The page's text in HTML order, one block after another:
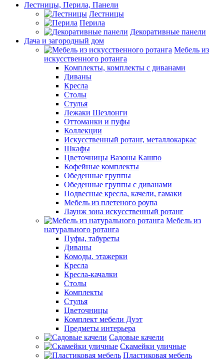
Лестницы, Перила, Панели
Лестницы
Перила
Декоративные панели
Дача и загородный дом
Мебель из
искусственного ротанга
Комплекты, комплекты с диванами
Диваны
Кресла
Столы
Стулья
Лежаки Шезлонги
Оттоманки и пуфы
Коллекции
Искусственный ротанг, металлокаркас
Шкафы
Цветочницы Вазоны Кашпо
Кофейные комплекты
Обеденные группы
Обеденные группы с диванами
Подвесные кресла, качели, гамаки
Мебель из плетеного роупа
Лаунж зона искусственный ротанг
Мебель из
натурального ротанга
Пуфы, табуреты
Диваны
Комоды. этажерки
Кресла
Кресла-качалки
Столы
Комплекты
Стулья
Цветочницы
Комплект мебели Дуэт
Предметы интерьера
Садовые качели
Скамейки уличные
Пластиковая мебель